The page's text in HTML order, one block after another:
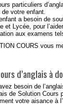
particuliers
de votre enfant
a besoin de
et Lycée , pour
aux examens
COURS vous
d’anglais à
besoin de
de Solution
votre aisance à